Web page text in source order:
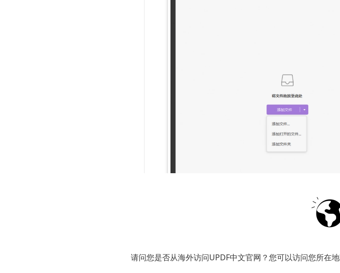
请问您是否从海外访问UPDF中文官网？您可以访问您所在
一旦所有文件都上传完毕，你可以点击文